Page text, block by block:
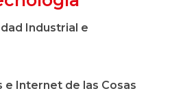
Industrial e
e Internet de las Cosas